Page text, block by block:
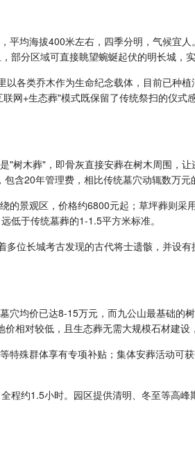
均海拔400米左右，四季分明，气候宜
分区域可直接眺望蜿蜒起伏的明长城，
各类乔木作为生命纪念载体，目前已种
网+生态葬"模式既保留了传统祭扫的仪式
树木葬"，即骨灰直接安葬在树木周围，
含20年管理费，相比传统墓穴动辄数万元
景观区，价格约6800元起；草坪葬则
低于传统墓葬的1-1.5平方米标准。
位长城考古发现的古代将士遗骸，并设
均价已达8-15万元，而九公山最基础的
对较低，且生态葬无需大规模石材建设
殊群体享有专项补贴；集体安葬活动可
约1.5小时。园区提供清明、冬至等高